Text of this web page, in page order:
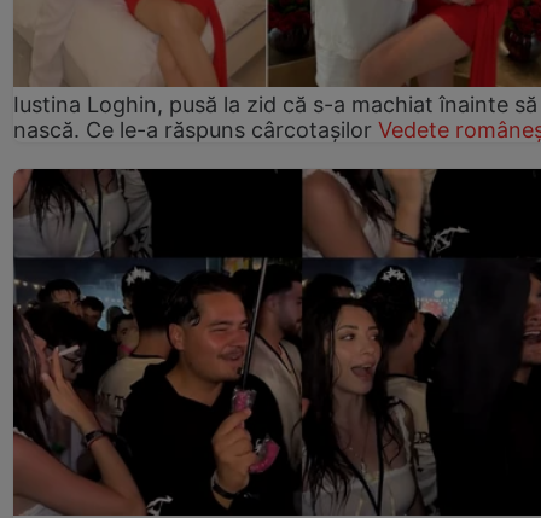
Iustina Loghin, pusă la zid că s-a machiat înainte să
nască. Ce le-a răspuns cârcotașilor Vedete